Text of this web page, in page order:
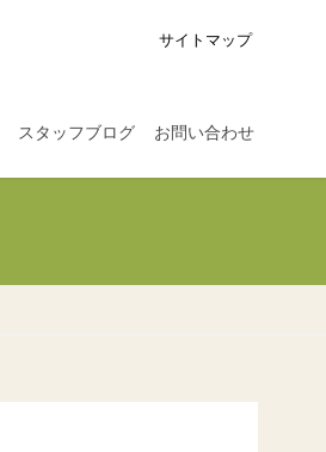
サイトマップ
スタッフブログ お問い合わせ